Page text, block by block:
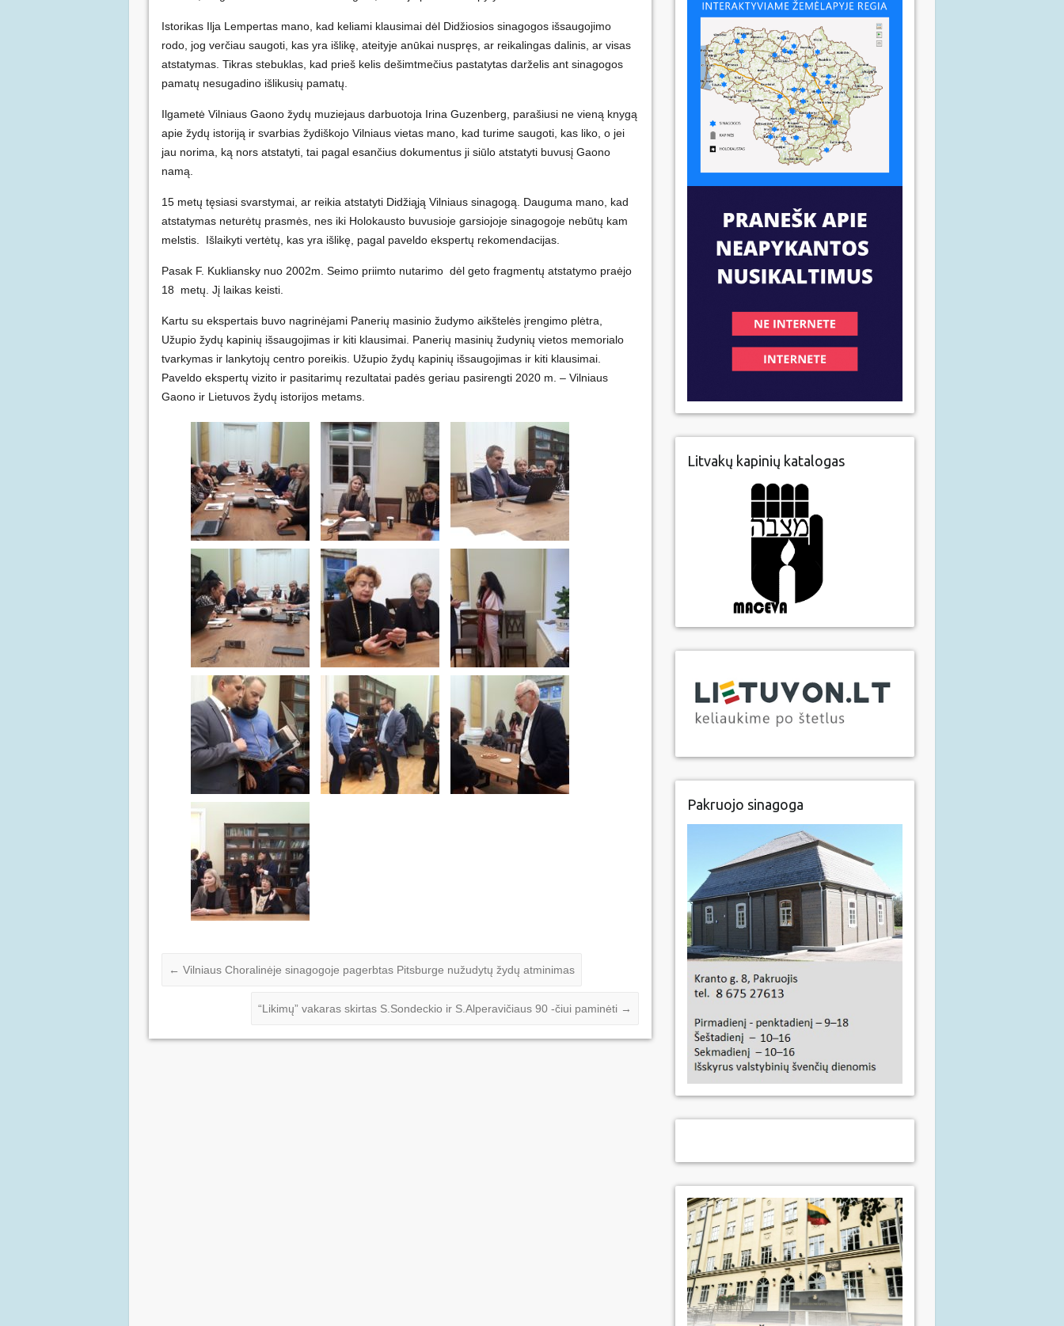
Istorikas Ilja Lempertas mano, kad keliami klausimai dėl Didžiosios sinagogos išsaugojimo
rodo, jog verčiau saugoti, kas yra išlikę, ateityje anūkai nuspręs, ar reikalingas dalinis, ar visas
atstatymas. Tikras stebuklas, kad prieš kelis dešimtmečius pastatytas darželis ant sinagogos
pamatų nesugadino išlikusių pamatų.
Ilgametė Vilniaus Gaono žydų muziejaus darbuotoja Irina Guzenberg, parašiusi ne vieną knygą
apie žydų istoriją ir svarbias žydiškojo Vilniaus vietas mano, kad turime saugoti, kas liko, o jei
jau norima, ką nors atstatyti, tai pagal esančius dokumentus ji siūlo atstatyti buvusį Gaono
namą.
15 metų tęsiasi svarstymai, ar reikia atstatyti Didžiąją Vilniaus sinagogą. Dauguma mano, kad
atstatymas neturėtų prasmės, nes iki Holokausto buvusioje garsiojoje sinagogoje nebūtų kam
melstis. Išlaikyti vertėtų, kas yra išlikę, pagal paveldo ekspertų rekomendacijas.
Pasak F. Kukliansky nuo 2002m. Seimo priimto nutarimo dėl geto fragmentų atstatymo praėjo
18 metų. Jį laikas keisti.
Kartu su ekspertais buvo nagrinėjami Panerių masinio žudymo aikštelės įrengimo plėtra,
Užupio žydų kapinių išsaugojimas ir kiti klausimai. Panerių masinių žudynių vietos memorialo
tvarkymas ir lankytojų centro poreikis. Užupio žydų kapinių išsaugojimas ir kiti klausimai.
Paveldo ekspertų vizito ir pasitarimų rezultatai padės geriau pasirengti 2020 m. – Vilniaus
Gaono ir Lietuvos žydų istorijos metams.
← Vilniaus Choralinėje sinagogoje pagerbtas Pitsburge nužudytų žydų atminimas
“Likimų” vakaras skirtas S.Sondeckio ir S.Alperavičiaus 90 -čiui paminėti →
Litvakų kapinių katalogas
Pakruojo sinagoga